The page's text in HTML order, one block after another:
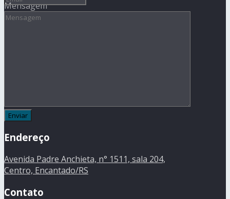
Mensagem
Endereço
Avenida Padre Anchieta, n° 1511, sala 204,
Centro, Encantado/RS
Contato